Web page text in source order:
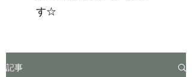
す☆
記事